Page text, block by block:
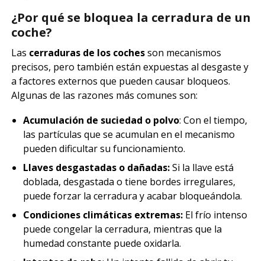
¿Por qué se bloquea la cerradura de un
coche?
Las cerraduras de los cochesson mecanismos
precisos, pero también están expuestas al desgaste y
a factores externos que pueden causar bloqueos.
Algunas de las razones más comunes son:
Acumulación de suciedad o polvo: Con el tiempo,
las partículas que se acumulan en el mecanismo
pueden dificultar su funcionamiento.
Llaves desgastadas o dañadas:Si la llave está
doblada, desgastada o tiene bordes irregulares,
puede forzar la cerradura y acabar bloqueándola.
Condiciones climáticas extremas:El frío intenso
puede congelar la cerradura, mientras que la
humedad constante puede oxidarla.